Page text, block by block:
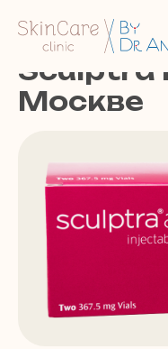
Sculptra
Москве